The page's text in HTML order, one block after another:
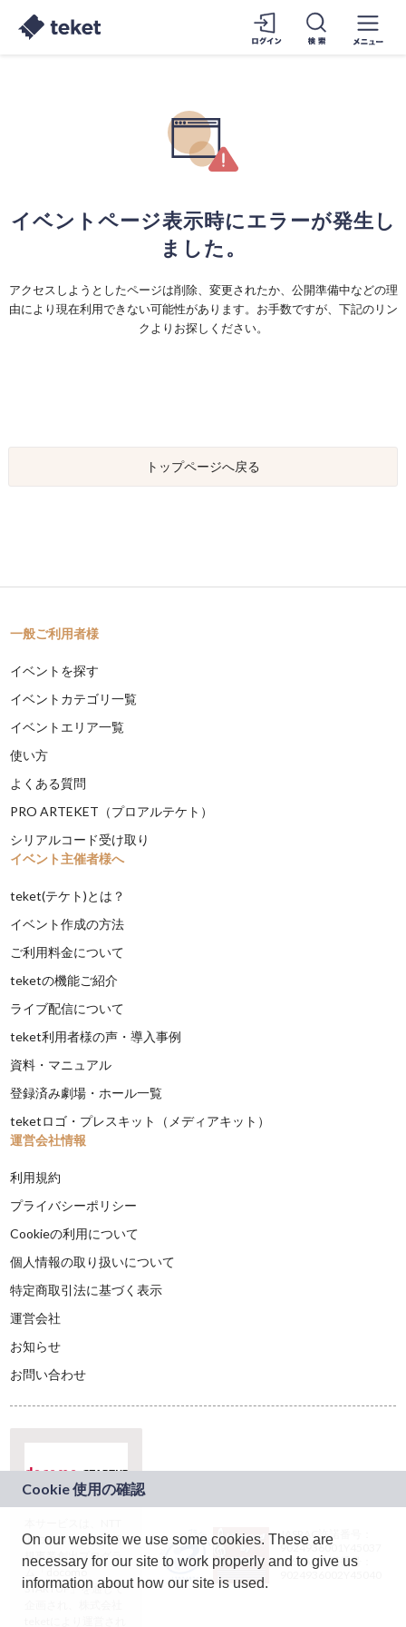
イベントページ表示時にエラーが発生し
ました。
アクセスしようとしたページは削除、変更されたか、公開準備中などの理
由により現在利用できない可能性があります。お手数ですが、下記のリン
クよりお探しください。
トップページへ戻る
一般ご利用者様
イベントを探す
イベントカテゴリ一覧
イベントエリア一覧
使い方
よくある質問
PRO ARTEKET（プロアルテケト）
シリアルコード受け取り
イベント主催者様へ
teket(テケト)とは？
イベント作成の方法
ご利用料金について
teketの機能ご紹介
ライブ配信について
teket利用者様の声・導入事例
資料・マニュアル
登録済み劇場・ホール一覧
teketロゴ・プレスキット（メディアキット）
運営会社情報
利用規約
プライバシーポリシー
Cookieの利用について
個人情報の取り扱いについて
特定商取引法に基づく表示
運営会社
お知らせ
お問い合わせ
ドコモグループの新
規事業創出プログラ
ム「docomo
STARTUP」を通じて
JASRAC許諾番号：
9024936001Y45037
JASRAC許諾番号：
On our website we use some cookies. These are
necessary for our site to work properly and to give us
information about how our site is used.